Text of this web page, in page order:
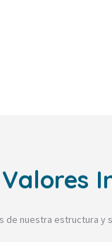
Valores
de nuestra estructura y